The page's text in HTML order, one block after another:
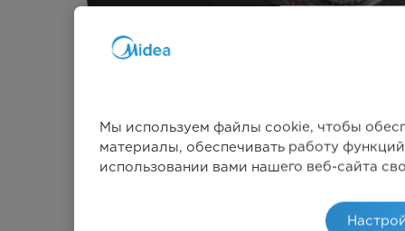
Из зерна в
считанные
Мы используем файлы cookie, чтобы
материалы, обеспечивать работу
использовании вами нашего веб-сайта